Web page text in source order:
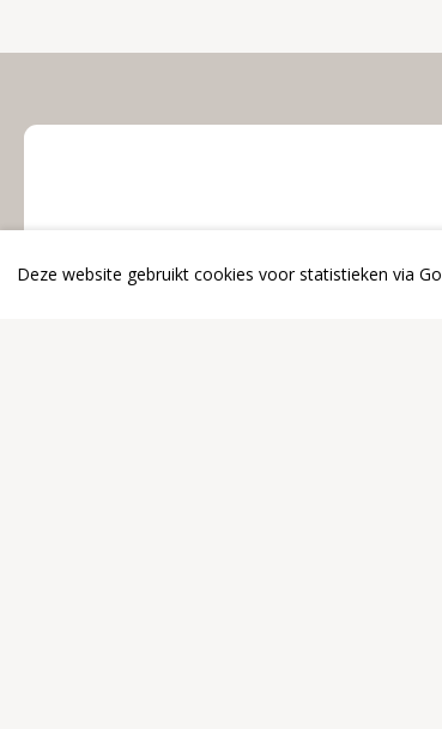
Deze website gebruikt cookies voor statistieken via